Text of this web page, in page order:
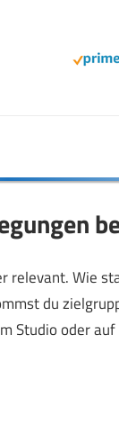
relevant. Wie
du
Studio oder auf